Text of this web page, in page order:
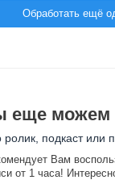
Обработать ещё
еще можем
ролик, подкаст или
Вам
от 1 часа!